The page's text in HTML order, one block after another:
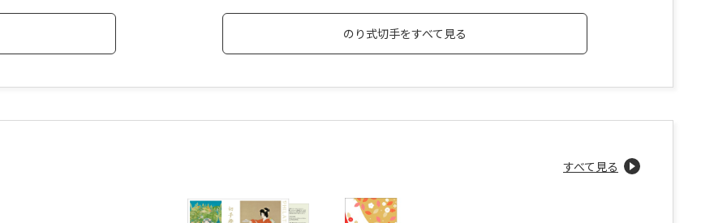
のり式切手をすべて見る
すべて見る